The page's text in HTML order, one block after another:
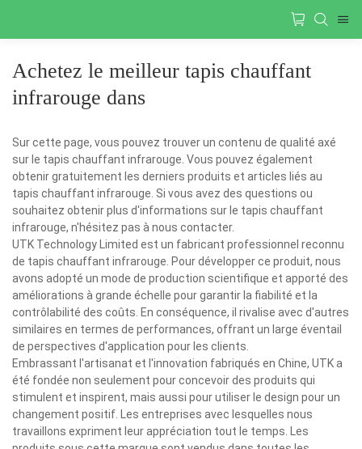
Achetez le meilleur tapis chauffant
infrarouge dans
Sur cette page, vous pouvez trouver un contenu de qualité axé
sur le tapis chauffant infrarouge. Vous pouvez également
obtenir gratuitement les derniers produits et articles liés au
tapis chauffant infrarouge. Si vous avez des questions ou
souhaitez obtenir plus d'informations sur le tapis chauffant
infrarouge, n'hésitez pas à nous contacter.
UTK Technology Limited est un fabricant professionnel reconnu
de tapis chauffant infrarouge. Pour développer ce produit, nous
avons adopté un mode de production scientifique et apporté des
améliorations à grande échelle pour garantir la fiabilité et la
contrôlabilité des coûts. En conséquence, il rivalise avec d'autres
similaires en termes de performances, offrant un large éventail
de perspectives d'application pour les clients.
Embrassant l'artisanat et l'innovation fabriqués en Chine, UTK a
été fondée non seulement pour concevoir des produits qui
stimulent et inspirent, mais aussi pour utiliser le design pour un
changement positif. Les entreprises avec lesquelles nous
travaillons expriment leur appréciation tout le temps. Les